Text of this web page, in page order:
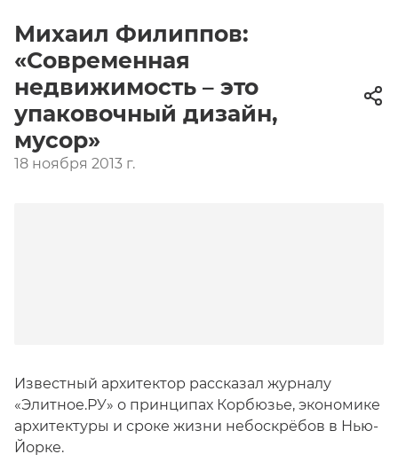
Михаил Филиппов:
«Современная
недвижимость – это
упаковочный дизайн,
мусор»
18 ноября 2013 г.
Известный архитектор рассказал журналу
«Элитное.РУ» о принципах Корбюзье, экономике
архитектуры и сроке жизни небоскрёбов в Нью-
Йорке.